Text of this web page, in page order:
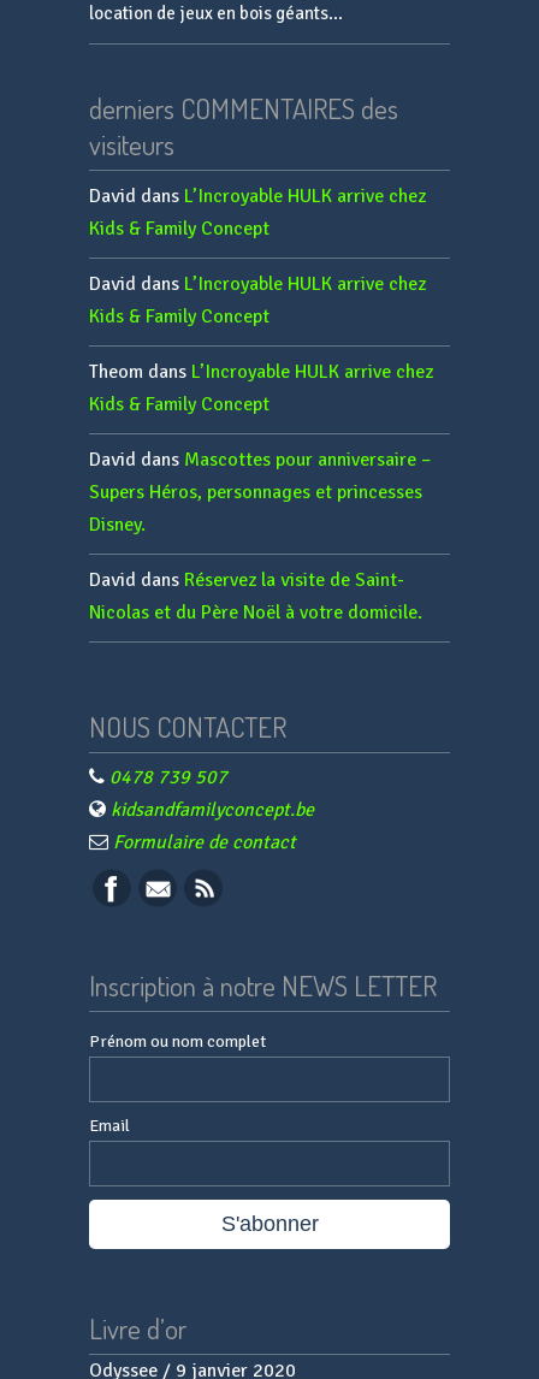
location de jeux en bois géants...
derniers COMMENTAIRES des
visiteurs
David dans L’Incroyable HULK arrive chez
Kids & Family Concept
David dans L’Incroyable HULK arrive chez
Kids & Family Concept
Theom dans L’Incroyable HULK arrive chez
Kids & Family Concept
David dans Mascottes pour anniversaire –
Supers Héros, personnages et princesses
Disney.
David dans Réservez la visite de Saint-
Nicolas et du Père Noël à votre domicile.
NOUS CONTACTER
0478 739 507
kidsandfamilyconcept.be
Formulaire de contact
Inscription à notre NEWS LETTER
Prénom ou nom complet
Email
Livre d’or
Odyssee / 9 janvier 2020
Paternesi/20 septembre 2019